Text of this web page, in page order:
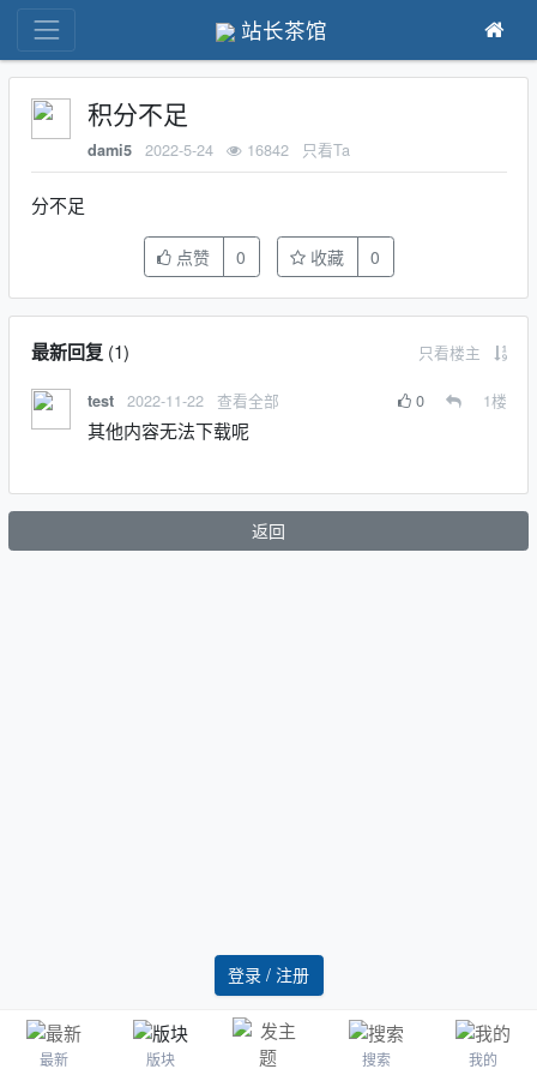
最新 版块 搜索 我的
登录 / 注册
站长茶馆
积分不足
dami5 2022-5-24 16842 只看Ta
分不足
点赞 0 收藏 0
最新回复(1) 只看楼主
test 2022-11-22 查看全部 0 1楼
其他内容无法下载呢
返回